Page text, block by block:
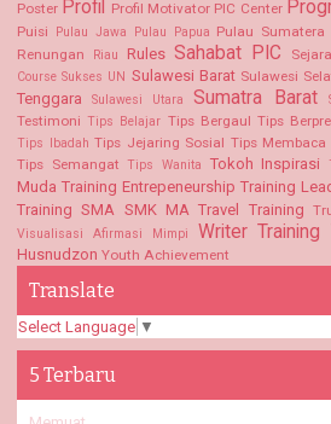
Poster Profil Profil Motivator PIC Center
Puisi
Pulau Jawa Pulau Papua Pulau Sumatera
Renungan Riau Rules Sahabat PIC
Course Sukses UN Sulawesi Barat Sulawesi
Tenggara
Sulawesi Utara Sumatra Barat
Testimoni Tips Belajar Tips Bergaul Tips
Tips Ibadah Tips Jejaring Sosial Tips Membaca
Tips Semangat Tips Wanita Tokoh Inspirasi
Muda Training Entrepeneurship Training
Training SMA SMK MA Travel Training
Visualisasi Afirmasi Mimpi Writer Training
Husnudzon Youth Achievement
Translate
Select Language ▼
5 Terbaru